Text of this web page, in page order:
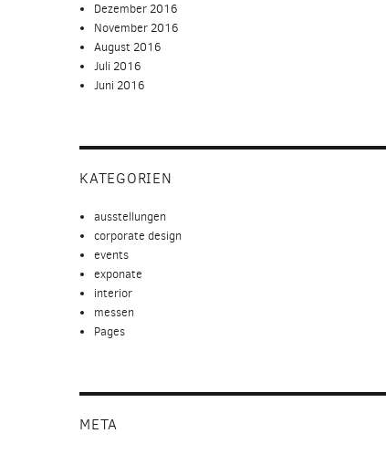
Dezember 2016
November 2016
August 2016
Juli 2016
Juni 2016
KATEGORIEN
ausstellungen
corporate design
events
exponate
interior
messen
Pages
META